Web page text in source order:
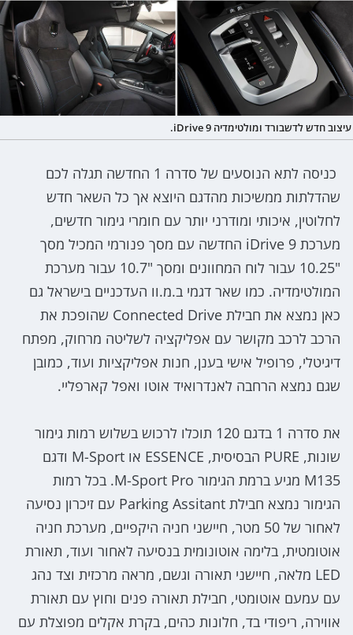
עיצוב חדש לדשבורד ומולטימדיה iDrive 9.
כניסה לתא הנוסעים של סדרה 1 החדשה תגלה לכם
שהדלתות ממשיכות מהדגם היוצא אך כל השאר חדש
לחלוטין, איכותי ומודרני יותר עם חומרי גימור חדשים,
מערכת iDrive 9 החדשה עם מסך פנורמי המכיל מסך
"10.25 עבור לוח המחוונים ומסך "10.7 עבור מערכת
המולטימדיה. כמו שאר דגמי ב.מ.וו העדכניים בישראל גם
כאן נמצא את חבילת Connected Drive שהופכת את
הרכב לרכב מקושר עם אפליקציה לשליטה מרחוק, מפתח
דיגיטלי, פרופיל אישי בענן, חנות אפליקציות ועוד, כמובן
שגם נמצא הרחבה לאנדרואיד אוטו ואפל קארפליי.
את סדרה 1 בדגם 120 תוכלו לרכוש בשלוש רמות גימור
שונות, PURE הבסיסית, ESSENCE או M-Sport ודגם
M135 מגיע ברמת הגימור M-Sport Pro. בכל רמות
הגימור נמצא חבילת Parking Assitant עם זיכרון נסיעה
לאחור של 50 מטר, חיישני חניה היקפיים, מערכת חניה
אוטומטית, בלימה אוטונומית בנסיעה לאחור ועוד, תאורת
LED מלאה, חיישני תאורה וגשם, מראה מרכזית וצד נהג
עם עמעם אוטומטי, חבילת תאורה פנים וחוץ עם תאורת
אווירה, ריפודי בד, חלונות כהים, בקרת אקלים מפוצלת עם